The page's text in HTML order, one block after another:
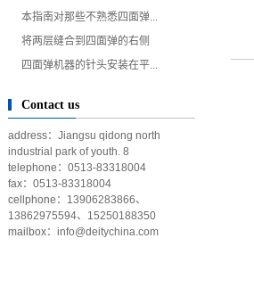
本指南对那些不熟悉四面弹...
将两层缝合到四面弹的右侧
四面弹机器的针头安装在平...
Contact us
address：Jiangsu qidong north
industrial park of youth. 8
telephone ：0513-83318004
fax：0513-83318004
cellphone ：13906283866、
13862975594、15250188350
mailbox： info@deitychina.com